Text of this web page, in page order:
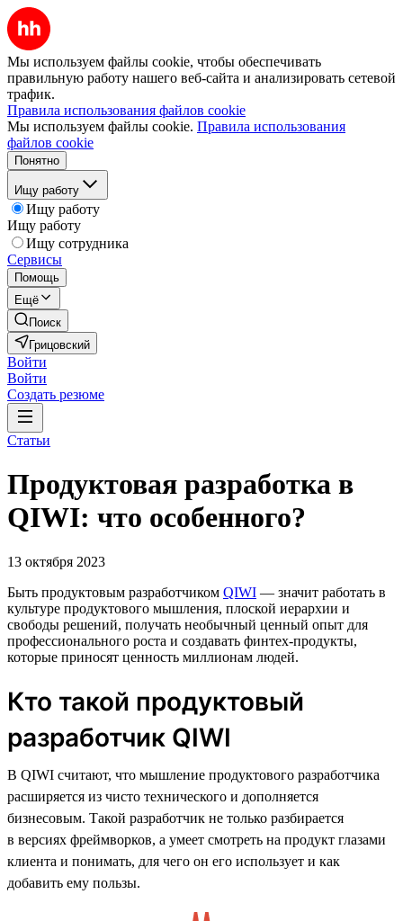
Мы используем файлы cookie, чтобы обеспечивать
правильную работу нашего веб-сайта и анализировать сетевой
трафик.
Правила использования файлов cookie
Мы используем файлы cookie. Правила использования
файлов cookie
Понятно
Ищу работу
Ищу работу
Ищу работу
Ищу сотрудника
Сервисы
Помощь
Ещё
Поиск
Грицовский
Войти
Войти
Создать резюме
Статьи
Продуктовая разработка в
QIWI: что особенного?
13 октября 2023
Быть продуктовым разработчиком QIWI — значит работать в
культуре продуктового мышления, плоской иерархии и
свободы решений, получать необычный ценный опыт для
профессионального роста и создавать финтех-продукты,
которые приносят ценность миллионам людей.
Кто такой продуктовый
разработчик QIWI
В QIWI считают, что мышление продуктового разработчика
расширяется из чисто технического и дополняется
бизнесовым. Такой разработчик не только разбирается
в версиях фреймворков, а умеет смотреть на продукт глазами
клиента и понимать, для чего он его использует и как
добавить ему пользы.